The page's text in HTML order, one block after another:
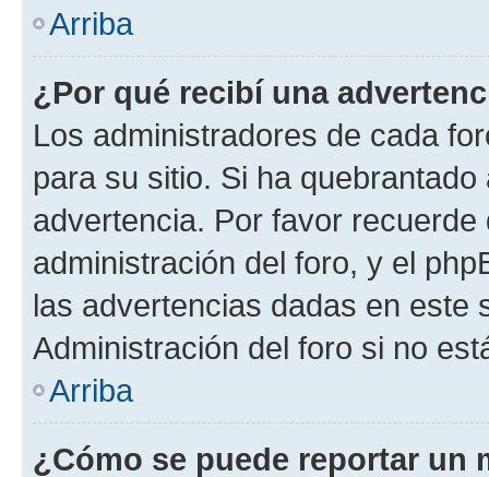
Arriba
¿Por qué recibí una
Los administradores de cada
para su sitio. Si ha
advertencia. Por favor
administración del foro, y el
las advertencias dadas en este
Administración del foro si no
Arriba
¿Cómo se puede reportar un